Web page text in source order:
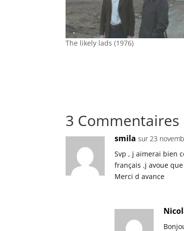
The likely lads (1976)
3 Commentaires
smila sur 23
Svp , j aimerai bien
français .j avoue
Merci d avance